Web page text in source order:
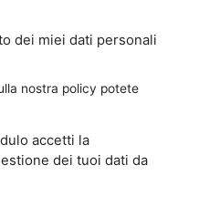
dei miei dati personali
nostra policy potete
accetti la
dei tuoi dati da